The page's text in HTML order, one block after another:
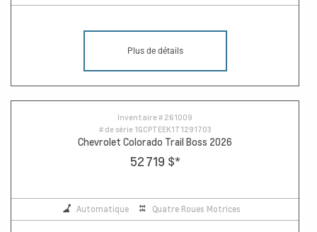
Plus de détails
Inventaire # 261009
# de série 1GCPTEEK1T1291703
Chevrolet Colorado Trail Boss 2026
52 719 $*
Automatique Quatre Roues Motrices